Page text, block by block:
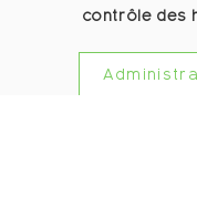
contrôle des